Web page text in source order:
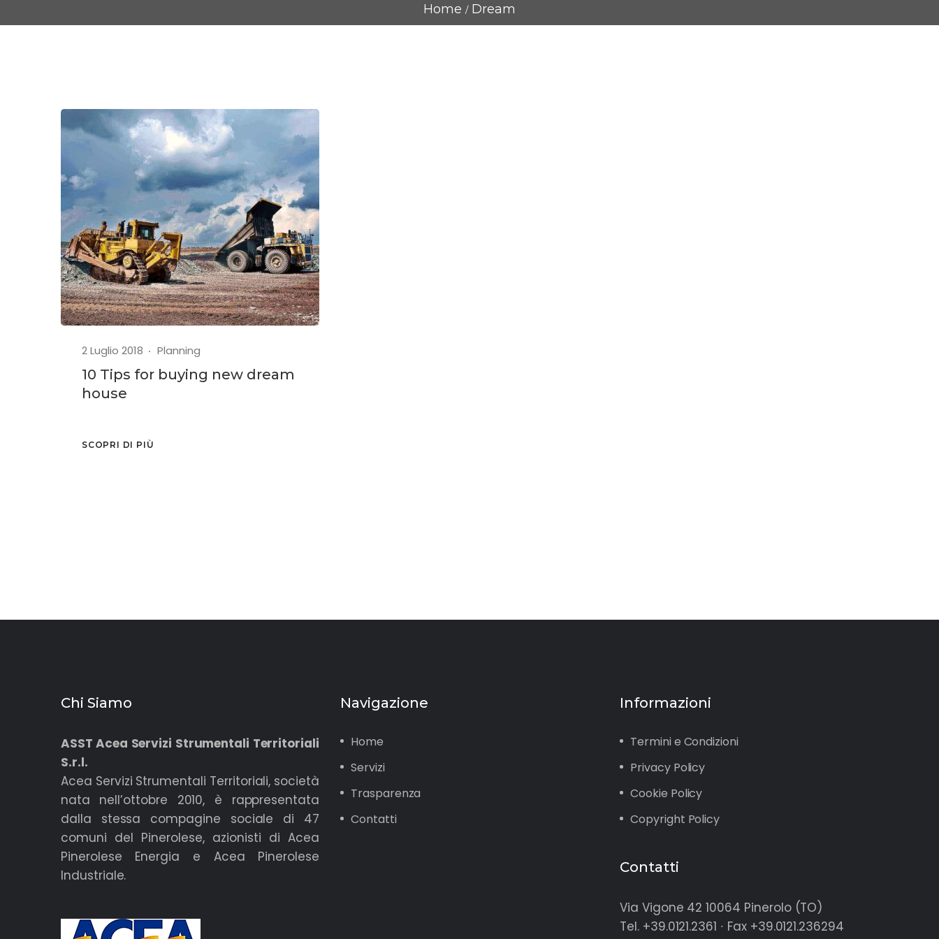
Home Dream
2 Luglio 2018 Planning
10 Tips for buying new dream
house
SCOPRI DI PIÙ
Chi Siamo
ASST Acea Servizi Strumentali Territoriali
S.r.l.
Acea Servizi Strumentali Territoriali, società
nata nell’ottobre 2010, è rappresentata
dalla stessa compagine sociale di 47
comuni del Pinerolese, azionisti di Acea
Pinerolese Energia e Acea Pinerolese
Industriale.
Navigazione
Home
Servizi
Trasparenza
Contatti
Informazioni
Termini e Condizioni
Privacy Policy
Cookie Policy
Copyright Policy
Contatti
Via Vigone 42 10064 Pinerolo (TO)
Tel. +39.0121.2361 ∙ Fax +39.0121.236294